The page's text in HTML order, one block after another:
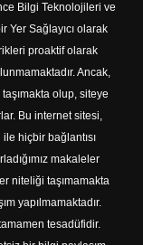
Bilgi Teknolojileri ve
Yer Sağlayıcı olarak
proaktif olarak
Ancak,
olup, siteye
Bu internet sitesi,
hiçbir bağlantısı
makaleler
niteliği taşımamakta
yapılmamaktadır.
tesadüfidir.